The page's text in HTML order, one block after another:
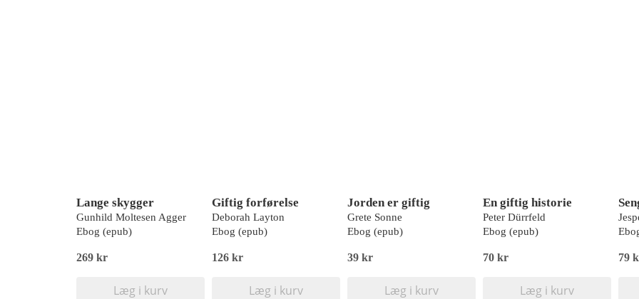
Lange skygger
Gunhild Moltesen Agger
Ebog (epub)
269 kr
Læg i kurv
Giftig forførelse
Deborah Layton
Ebog (epub)
126 kr
Læg i kurv
Jorden er giftig
Grete Sonne
Ebog (epub)
39 kr
Læg i kurv
En giftig historie
Peter Dürrfeld
Ebog (epub)
70 kr
Læg i kurv
79